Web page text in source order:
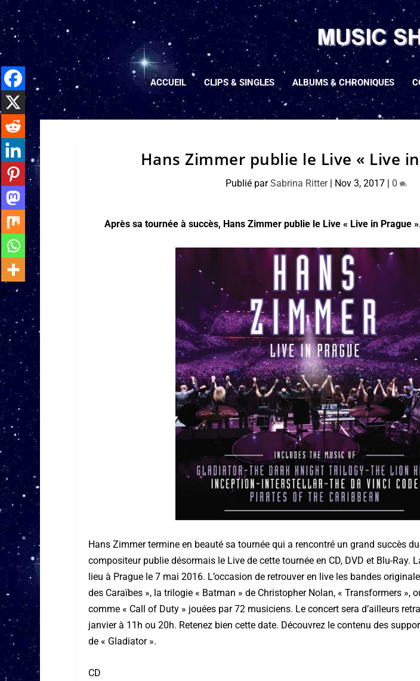
ACCUEIL CLIPS & SINGLES ALBUMS & CHRONIQUES
Hans Zimmer publie le Live « Live
Publié parSabrina Ritter| Nov 3, 2017| 0
Après sa tournée à succès, Hans Zimmer publie le Live « Live in Prague
Hans Zimmer termine en beauté sa tournée qui a rencontré un grand succès
compositeur publie désormais le Live de cette tournée en CD, DVD et Blu-Ray.
lieu à Prague le 7 mai 2016. L’occasion de retrouver en live les bandes
des Caraïbes », la trilogie « Batman » de Christopher Nolan, « Transformers »,
comme « Call of Duty » jouées par 72 musiciens. Le concert sera d’ailleurs
janvier à 11h ou 20h. Retenez bien cette date. Découvrez le contenu des
de « Gladiator ».
CD